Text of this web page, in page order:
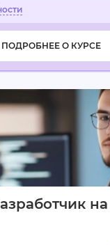
ПОДРОБНЕЕ О КУРСЕ
на